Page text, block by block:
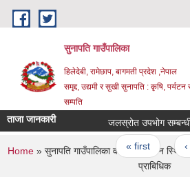
Skip to main content
सुनापति गाउँपालिका
हिलेदेबी, रामेछाप, बागमती प्रदेश ,नेपाल
समृद्द, उद्यमी र सुखी सुनापति : कृषि, पर्यटन र
सम्पति
ताजा जानकारी जलस्रोत उपभोग सम्बन्धी
Pages
« first ‹
You are here
Home » सुनापति गाउँपालिका वडा नं ४ बेथान स्थित
प्राबिधिक